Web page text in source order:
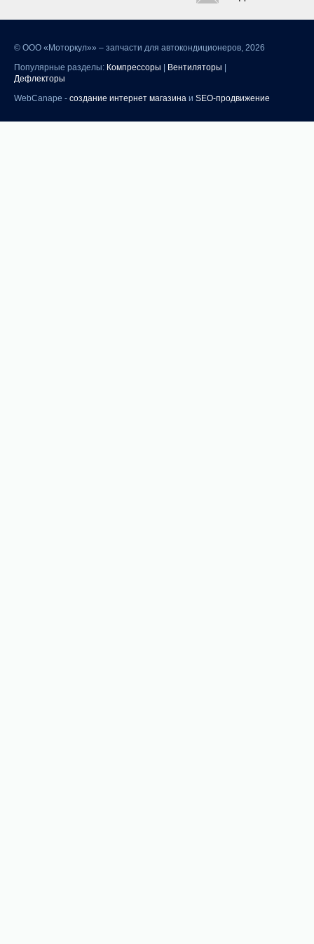
© ООО «Моторкул»» – запчасти для автокондиционеров, 2026
Популярные разделы: Компрессоры Вентиляторы
Дефлекторы
WebCanape - создание интернет магазина и SEO-продвижение